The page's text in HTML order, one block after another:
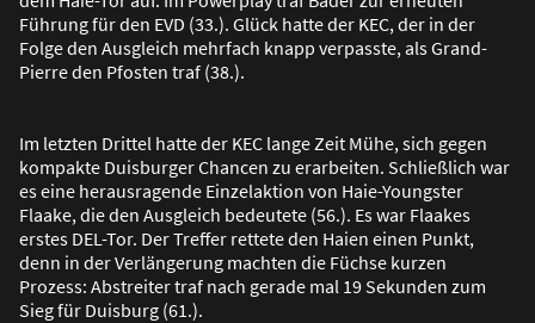
Führung für den EVD (33.). Glück hatte der KEC, der in der
Folge den Ausgleich mehrfach knapp verpasste, als Grand-
Pierre den Pfosten traf (38.).
Im letzten Drittel hatte der KEC lange Zeit Mühe, sich gegen
kompakte Duisburger Chancen zu erarbeiten. Schließlich war
es eine herausragende Einzelaktion von Haie-Youngster
Flaake, die den Ausgleich bedeutete (56.). Es war Flaakes
erstes DEL-Tor. Der Treffer rettete den Haien einen Punkt,
denn in der Verlängerung machten die Füchse kurzen
Prozess: Abstreiter traf nach gerade mal 19 Sekunden zum
Sieg für Duisburg (61.).